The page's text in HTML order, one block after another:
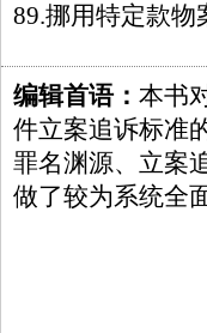
89.挪用特定款物
编辑首语： 本书
件立案追诉标准
罪名渊源、立案
做了较为系统全